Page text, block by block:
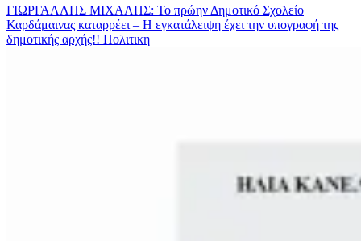
ΓΙΩΡΓΑΛΛΗΣ ΜΙΧΑΛΗΣ: Το πρώην Δημοτικό Σχολείο
Καρδάμαινας καταρρέει – Η εγκατάλειψη έχει την υπογραφή της
δημοτικής αρχής!! Πολιτικη